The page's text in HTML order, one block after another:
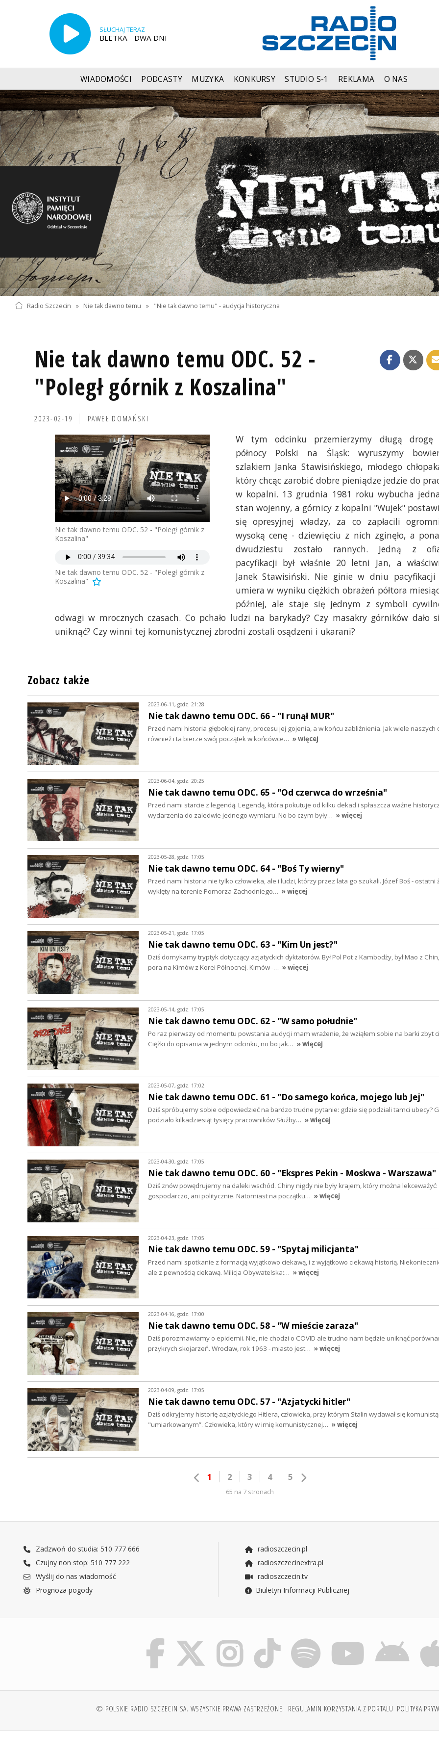
SŁUCHAJ TERAZ
BLETKA - DWA DNI
WIADOMOŚCI PODCASTY MUZYKA KONKURSY STUDIO S-1 REKLAMA O NAS
Radio Szczecin » Nie tak dawno temu » "Nie tak dawno temu" - audycja historyczna
Nie tak dawno temu ODC. 52 -
"Poległ górnik z Koszalina"
2023-02-19 PAWEŁ DOMAŃSKI
Nie tak dawno temu ODC. 52 - "Poległ górnik z
Koszalina"
Nie tak dawno temu ODC. 52 - "Poległ górnik z
Koszalina"
W tym odcinku przemierzymy długą drogę
północy Polski na Śląsk: wyruszymy
szlakiem Janka Stawisińskiego, młodego
który chcąc zarobić dobre pieniądze jedzie do
w kopalni. 13 grudnia 1981 roku wybucha
stan wojenny, a górnicy z kopalni "Wujek"
się opresyjnej władzy, za co zapłacili
wysoką cenę - dziewięciu z nich zginęło, a
dwudziestu zostało rannych. Jedną z
pacyfikacji był właśnie 20 letni Jan, a
Janek Stawisiński. Nie ginie w dniu pacyfikacji
umiera w wyniku ciężkich obrażeń półtora
później, ale staje się jednym z symboli
odwagi w mrocznych czasach. Co pchało ludzi na barykady? Czy masakry górników dało
uniknąć? Czy winni tej komunistycznej zbrodni zostali osądzeni i ukarani?
Zobacz także
2023-06-11, godz. 21:28
Nie tak dawno temu ODC. 66 - "I runął MUR"
Przed nami historia głębokiej rany, procesu jej gojenia, a w końcu zabliźnienia. Jak wiele naszych
również i ta bierze swój początek w końcówce… » więcej
2023-06-04, godz. 20:25
Nie tak dawno temu ODC. 65 - "Od czerwca do września"
Przed nami starcie z legendą. Legendą, która pokutuje od kilku dekad i spłaszcza ważne
wydarzenia do zaledwie jednego wymiaru. No bo czym były… » więcej
2023-05-28, godz. 17:05
Nie tak dawno temu ODC. 64 - "Boś Ty wierny"
Przed nami historia nie tylko człowieka, ale i ludzi, którzy przez lata go szukali. Józef Boś - ostatni
wyklęty na terenie Pomorza Zachodniego… » więcej
2023-05-21, godz. 17:05
Nie tak dawno temu ODC. 63 - "Kim Un jest?"
Dziś domykamy tryptyk dotyczący azjatyckich dyktatorów. Był Pol Pot z Kambodży, był Mao z
pora na Kimów z Korei Północnej. Kimów -… » więcej
2023-05-14, godz. 17:05
Nie tak dawno temu ODC. 62 - "W samo południe"
Po raz pierwszy od momentu powstania audycji mam wrażenie, że wziąłem sobie na barki zbyt
Ciężki do opisania w jednym odcinku, no bo jak… » więcej
2023-05-07, godz. 17:02
Nie tak dawno temu ODC. 61 - "Do samego końca, mojego lub Jej"
Dziś spróbujemy sobie odpowiedzieć na bardzo trudne pytanie: gdzie się podziali tamci ubecy?
podziało kilkadziesiąt tysięcy pracowników Służby… » więcej
2023-04-30, godz. 17:05
Nie tak dawno temu ODC. 60 - "Ekspres Pekin - Moskwa - Warszawa"
Dziś znów powędrujemy na daleki wschód. Chiny nigdy nie były krajem, który można lekceważyć:
gospodarczo, ani politycznie. Natomiast na początku… » więcej
2023-04-23, godz. 17:05
Nie tak dawno temu ODC. 59 - "Spytaj milicjanta"
Przed nami spotkanie z formacją wyjątkowo ciekawą, i z wyjątkowo ciekawą historią.
ale z pewnością ciekawą. Milicja Obywatelska:… » więcej
2023-04-16, godz. 17:00
Nie tak dawno temu ODC. 58 - "W mieście zaraza"
Dziś porozmawiamy o epidemii. Nie, nie chodzi o COVID ale trudno nam będzie uniknąć
przykrych skojarzeń. Wrocław, rok 1963 - miasto jest… » więcej
2023-04-09, godz. 17:05
Nie tak dawno temu ODC. 57 - "Azjatycki hitler"
Dziś odkryjemy historię azjatyckiego Hitlera, człowieka, przy którym Stalin wydawał się komunistą
"umiarkowanym”. Człowieka, który w imię komunistycznej… » więcej
1 2 3 4 5
65 na 7 stronach
Zadzwoń do studia: 510 777 666
Czujny non stop: 510 777 222
Wyślij do nas wiadomość
Prognoza pogody
radioszczecin.pl
radioszczecinextra.pl
radioszczecin.tv
Biuletyn Informacji Publicznej
© POLSKIE RADIO SZCZECIN SA. WSZYSTKIE PRAWA ZASTRZEŻONE. REGULAMIN KORZYSTANIA Z PORTALU POLITYKA